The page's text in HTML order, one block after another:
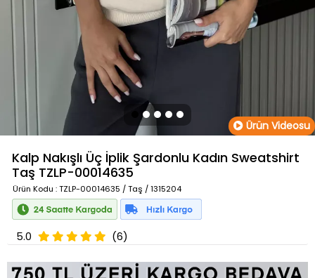
Ürün Videosu
Kalp Nakışlı Üç İplik Şardonlu Kadın Sweatshirt
Taş TZLP-00014635
Ürün Kodu : TZLP-00014635 / Taş / 1315204
5.0 (6)